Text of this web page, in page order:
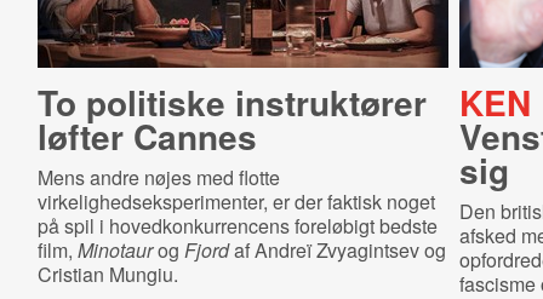
To politiske instruktører
løfter Cannes
Mens andre nøjes med flotte
virkelighedseksperimenter, er der faktisk noget
på spil i hovedkonkurrencens foreløbigt bedste
film, Minotaurog Fjordaf Andreï Zvyagintsev og
Cristian Mungiu.
KEN
sig
Den
afsked
fascisme